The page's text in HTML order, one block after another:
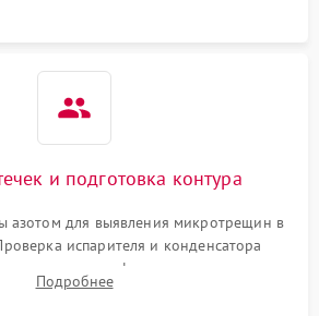
и подготовка контура
азотом для выявления микротрещин в
испарителя и конденсатора
старого фильтра-осушителя и
трубки для устранения засоров.
Подробнее